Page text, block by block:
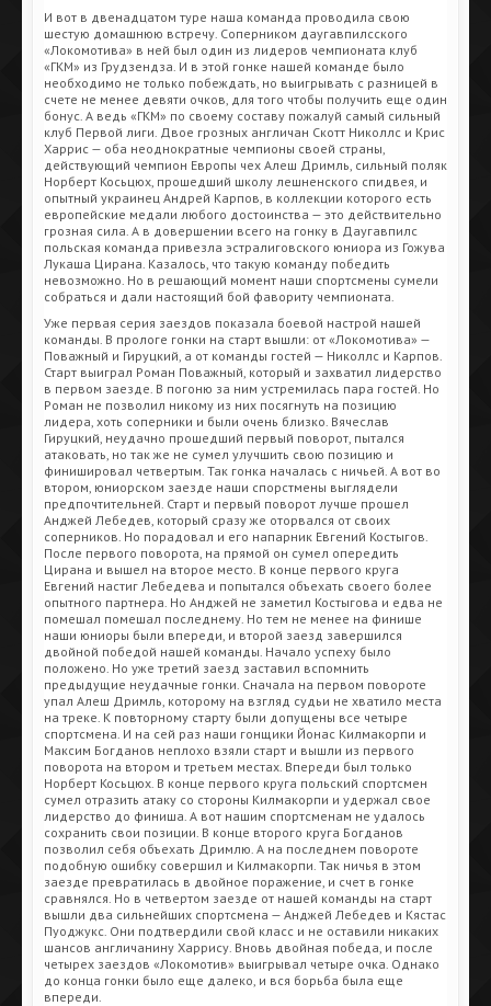
И вот в двенадцатом туре наша команда проводила свою
шестую домашнюю встречу. Соперником даугавпилсского
«Локомотива» в ней был один из лидеров чемпионата клуб
«ГКМ» из Грудзендза. И в этой гонке нашей команде было
необходимо не только побеждать, но выигрывать с разницей в
счете не менее девяти очков, для того чтобы получить еще один
бонус. А ведь «ГКМ» по своему составу пожалуй самый сильный
клуб Первой лиги. Двое грозных англичан Скотт Николлс и Крис
Харрис — оба неоднократные чемпионы своей страны,
действующий чемпион Европы чех Алеш Дримль, сильный поляк
Норберт Косьцюх, прошедший школу лешненского спидвея, и
опытный украинец Андрей Карпов, в коллекции которого есть
европейские медали любого достоинства — это действительно
грозная сила. А в довершении всего на гонку в Даугавпилс
польская команда привезла эстралиговского юниора из Гожува
Лукаша Цирана. Казалось, что такую команду победить
невозможно. Но в решающий момент наши спортсмены сумели
собраться и дали настоящий бой фавориту чемпионата.
Уже первая серия заездов показала боевой настрой нашей
команды. В прологе гонки на старт вышли: от «Локомотива» —
Поважный и Гируцкий, а от команды гостей — Николлс и Карпов.
Старт выиграл Роман Поважный, который и захватил лидерство
в первом заезде. В погоню за ним устремилась пара гостей. Но
Роман не позволил никому из них посягнуть на позицию
лидера, хоть соперники и были очень близко. Вячеслав
Гируцкий, неудачно прошедший первый поворот, пытался
атаковать, но так же не сумел улучшить свою позицию и
финишировал четвертым. Так гонка началась с ничьей. А вот во
втором, юниорском заезде наши спорстмены выглядели
предпочтительней. Старт и первый поворот лучше прошел
Анджей Лебедев, который сразу же оторвался от своих
соперников. Но порадовал и его напарник Евгений Костыгов.
После первого поворота, на прямой он сумел опередить
Цирана и вышел на второе место. В конце первого круга
Евгений настиг Лебедева и попытался объехать своего более
опытного партнера. Но Анджей не заметил Костыгова и едва не
помешал помешал последнему. Но тем не менее на финише
наши юниоры были впереди, и второй заезд завершился
двойной победой нашей команды. Начало успеху было
положено. Но уже третий заезд заставил вспомнить
предыдущие неудачные гонки. Сначала на первом повороте
упал Алеш Дримль, которому на взгляд судьи не хватило места
на треке. К повторному старту были допущены все четыре
спортсмена. И на сей раз наши гонщики Йонас Килмакорпи и
Максим Богданов неплохо взяли старт и вышли из первого
поворота на втором и третьем местах. Впереди был только
Норберт Косьцюх. В конце первого круга польский спортсмен
сумел отразить атаку со стороны Килмакорпи и удержал свое
лидерство до финиша. А вот нашим спортсменам не удалось
сохранить свои позиции. В конце второго круга Богданов
позволил себя объехать Дримлю. А на последнем повороте
подобную ошибку совершил и Килмакорпи. Так ничья в этом
заезде превратилась в двойное поражение, и счет в гонке
сравнялся. Но в четвертом заезде от нашей команды на старт
вышли два сильнейших спортсмена — Анджей Лебедев и Кястас
Пуоджукс. Они подтвердили свой класс и не оставили никаких
шансов англичанину Харрису. Вновь двойная победа, и после
четырех заездов «Локомотив» выигрывал четыре очка. Однако
до конца гонки было еще далеко, и вся борьба была еще
впереди.